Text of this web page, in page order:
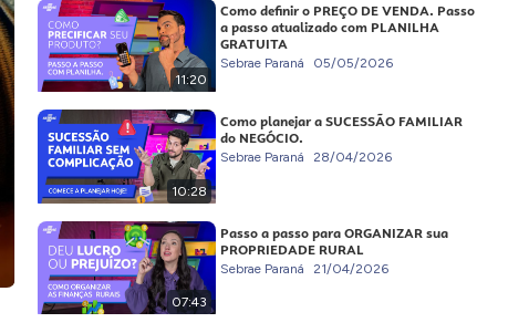
11:20
Como definir o PREÇO DE VENDA. Passo
a passo atualizado com PLANILHA
GRATUITA
Sebrae Paraná 05/05/2026
10:28
Como planejar a SUCESSÃO FAMILIAR
do NEGÓCIO.
Sebrae Paraná 28/04/2026
07:43
Passo a passo para ORGANIZAR sua
PROPRIEDADE RURAL
Sebrae Paraná 21/04/2026